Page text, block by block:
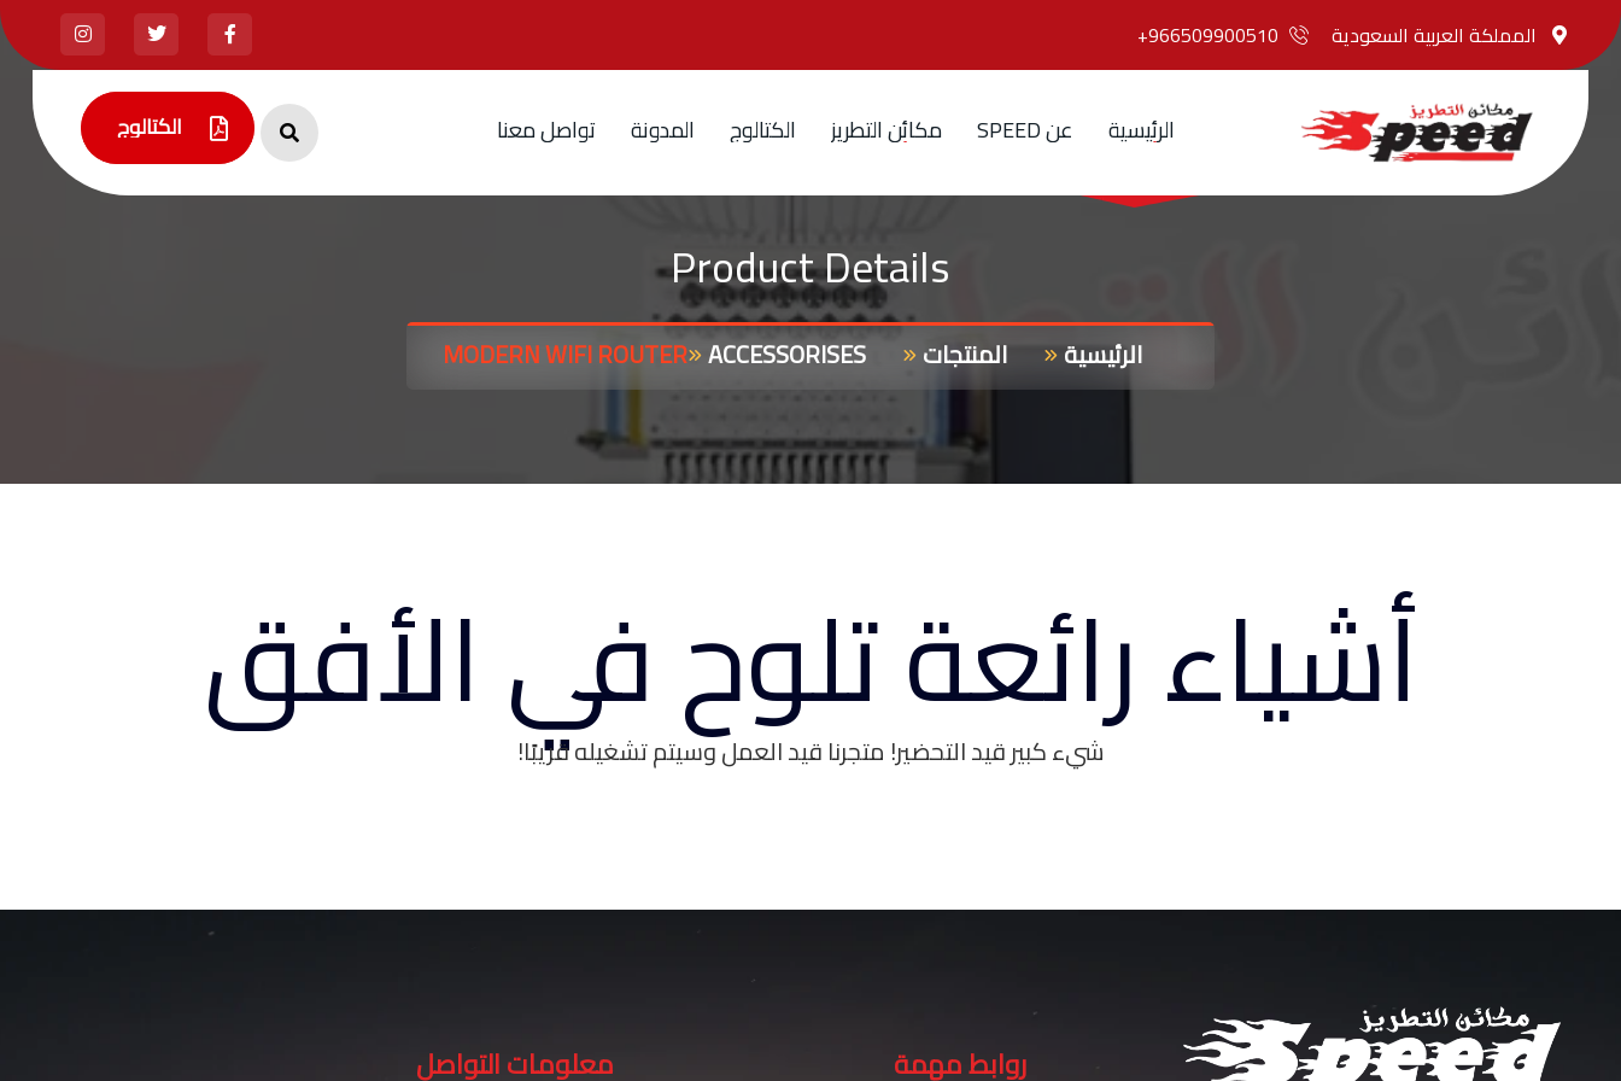
المملكة العربية السعودية 966509900510+
الرئيسية عن SPEED مكائنالتطريز الكتالوج المدونة تواصلمعنا الكتالوج
الكتالوج
Product Details
الرئيسية المنتجات ACCESSORISES
MODERN WIFI ROUTER
أشياء رائعة تلوح في الأفق
شيء كبير قيد التحضير! متجرنا قيد العمل وسيتم تشغيله قريبًا!
روابط مهمة معلومات التواصل